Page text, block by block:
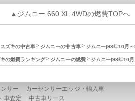
▲ジムニー 660 XL 4WDの燃費TOPへ
スズキの中古車 ジムニーの中古車 ジムニー(98年10月
の燃費ランキング ジムニーの燃費 ジムニー(98年10
サー
カーセンサーエッジ・輸入車
車査定
中古車リース